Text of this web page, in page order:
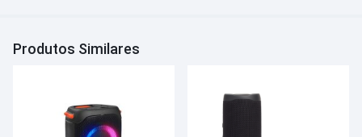
Produtos Similares